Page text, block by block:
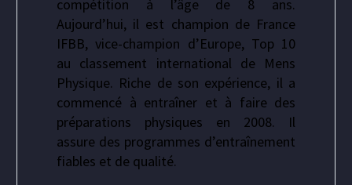
compétition à l’âge de 8 ans.
Aujourd’hui, il est champion de France
IFBB, vice-champion d’Europe, Top 10
au classement international de Mens
Physique. Riche de son expérience, il a
commencé à entraîner et à faire des
préparations physiques en 2008. Il
assure des programmes d’entraînement
fiables et de qualité.